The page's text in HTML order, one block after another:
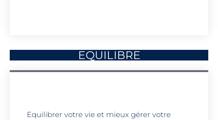
EQUILIBRE
Equilibrer votre vie et mieux gérer votre